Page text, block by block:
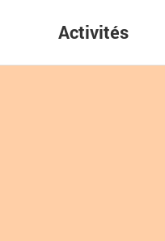
Activités